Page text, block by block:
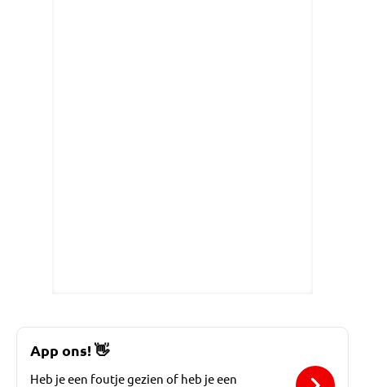
App ons!👋
Heb je een foutje gezien of heb je een